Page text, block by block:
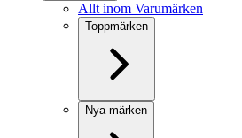
Allt inom Varumärken
Toppmärken
Nya märken